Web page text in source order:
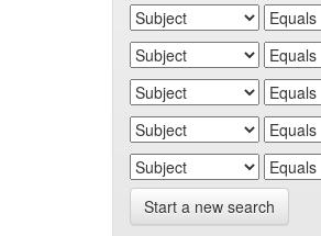
Start a new search